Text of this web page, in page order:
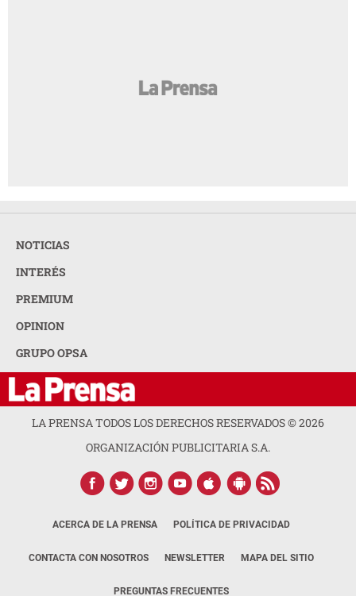
NOTICIAS
INTERÉS
PREMIUM
OPINION
GRUPO OPSA
LA PRENSA TODOS LOS DERECHOS RESERVADOS ©2026
ORGANIZACIÓN PUBLICITARIA S.A.
ACERCA DE LA PRENSA POLÍTICA DE PRIVACIDAD
CONTACTA CON NOSOTROS NEWSLETTER MAPA DEL SITIO
PREGUNTAS FRECUENTES